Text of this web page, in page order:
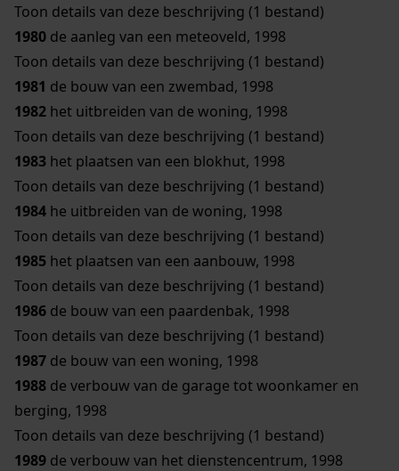
Toon details van deze beschrijving (1 bestand)
1980 de aanleg van een meteoveld, 1998
Toon details van deze beschrijving (1 bestand)
1981 de bouw van een zwembad, 1998
1982 het uitbreiden van de woning, 1998
Toon details van deze beschrijving (1 bestand)
1983 het plaatsen van een blokhut, 1998
Toon details van deze beschrijving (1 bestand)
1984 he uitbreiden van de woning, 1998
Toon details van deze beschrijving (1 bestand)
1985 het plaatsen van een aanbouw, 1998
Toon details van deze beschrijving (1 bestand)
1986 de bouw van een paardenbak, 1998
Toon details van deze beschrijving (1 bestand)
1987 de bouw van een woning, 1998
1988 de verbouw van de garage tot woonkamer en
berging, 1998
Toon details van deze beschrijving (1 bestand)
1989 de verbouw van het dienstencentrum, 1998